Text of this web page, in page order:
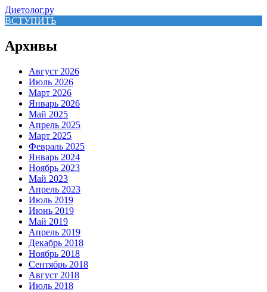
Диетолог.ру
ВСТУПИТЬ
Архивы
Август 2026
Июль 2026
Март 2026
Январь 2026
Май 2025
Апрель 2025
Март 2025
Февраль 2025
Январь 2024
Ноябрь 2023
Май 2023
Апрель 2023
Июль 2019
Июнь 2019
Май 2019
Апрель 2019
Декабрь 2018
Ноябрь 2018
Сентябрь 2018
Август 2018
Июль 2018